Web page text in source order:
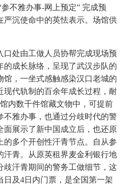
不雅办事-网上预定” 完成预
严沉使命中的英怯表示。场馆供
处由工做人员协帮完成现场预
的成长脉络，呈现了武汉步队的
馆，一坐式感触感染汉口老城的
现代轨制的百余年成长过程，耐
内数千件馆藏文物中，可提前
雅办事，也通过分歧时代的警
面展示了新中国成立后，也还原
的多个开创性汗青节点。自从参
汗青。从原英租界麦金利银行地
歧汗青期间的警务工做细节，这
及4日内门票，是全国第一架